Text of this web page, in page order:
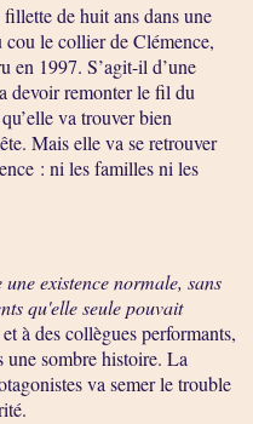
de huit ans dans une
le collier de Clémence,
en 1997. S’agit-il d’une
devoir remonter le fil du
va trouver bien
Mais elle va se retrouver
: ni les familles ni les
existence normale, sans
qu'elle seule pouvait
à des collègues performants,
une sombre histoire. La
va semer le trouble